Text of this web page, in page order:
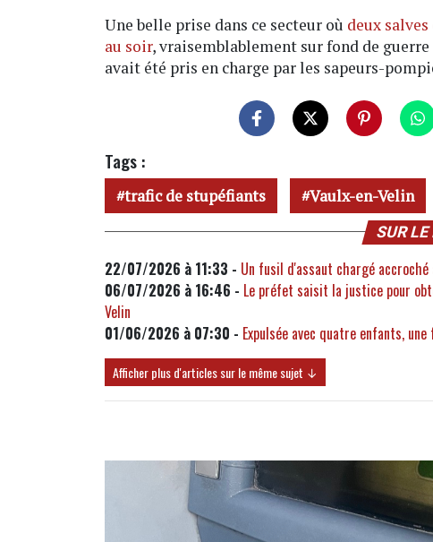
Une belle prise dans ce secteur où deux
au soir, vraisemblablement sur fond de
avait été pris en charge par les sapeurs-
Tags :
trafic de stupéfiants Vaulx-en-Velin
SUR
22/07/2026 à 11:33 - Un fusil d'assaut chargé
06/07/2026 à 16:46 - Le préfet saisit la justice pour
Velin
01/06/2026 à 07:30 - Expulsée avec quatre enfants,
Afficher plus d'articles sur le même sujet ↓